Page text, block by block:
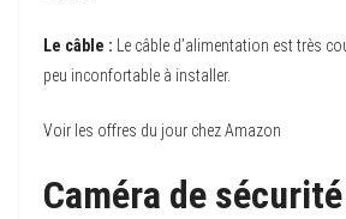
Le câble :
Le câble d’alimentation est très
peu inconfortable à installer.
Voir les offres du jour chez Amazon
Caméra de